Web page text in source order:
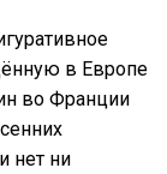
в Европе
во Франции
нет ни